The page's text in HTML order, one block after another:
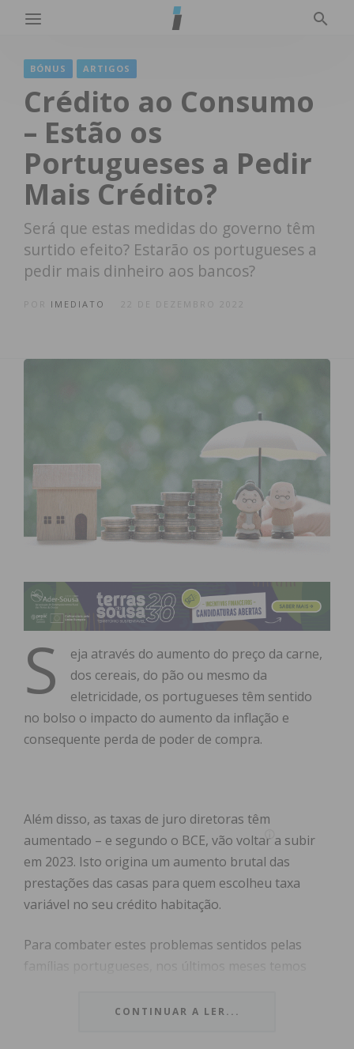
BÓNUS ARTIGOS
Crédito ao Consumo
– Estão os
Portugueses a Pedir
Mais Crédito?
Será que estas medidas do governo têm
surtido efeito? Estarão os portugueses a
pedir mais dinheiro aos bancos?
IMEDIATO
S
eja através do aumento do preço da carne,
dos cereais, do pão ou mesmo da
eletricidade, os portugueses têm sentido
no bolso o impacto do aumento da inflação e
consequente perda de poder de compra.
Além disso, as taxas de juro diretoras têm
aumentado – e segundo o BCE, vão voltar a subir
em 2023. Isto origina um aumento brutal das
prestações das casas para quem escolheu taxa
variável no seu crédito habitação.
Para combater estes problemas sentidos pelas
famílias portugueses, nos últimos meses temos
medidas de apoio do estado. Falamos desde o apoio
CONTINUAR A LER...